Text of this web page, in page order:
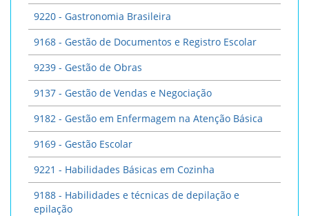
9220 - Gastronomia Brasileira
9168 - Gestão de Documentos e Registro Escolar
9239 - Gestão de Obras
9137 - Gestão de Vendas e Negociação
9182 - Gestão em Enfermagem na Atenção Básica
9169 - Gestão Escolar
9221 - Habilidades Básicas em Cozinha
9188 - Habilidades e técnicas de depilação e
epilação